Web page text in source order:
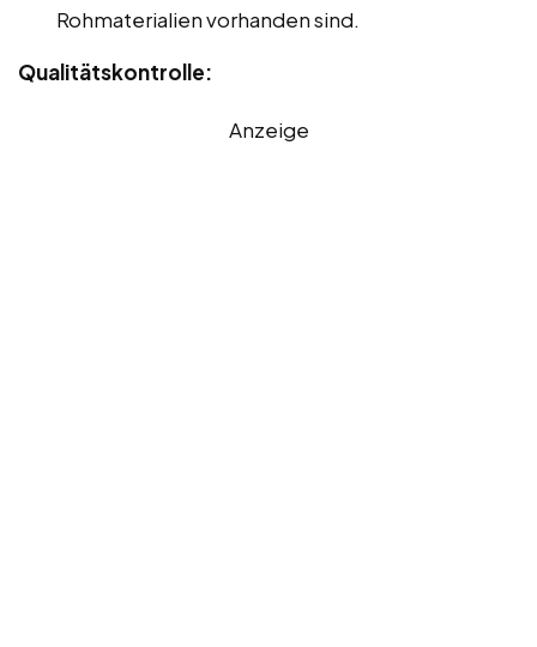
Rohmaterialien vorhanden sind.
Qualitätskontrolle:
Anzeige